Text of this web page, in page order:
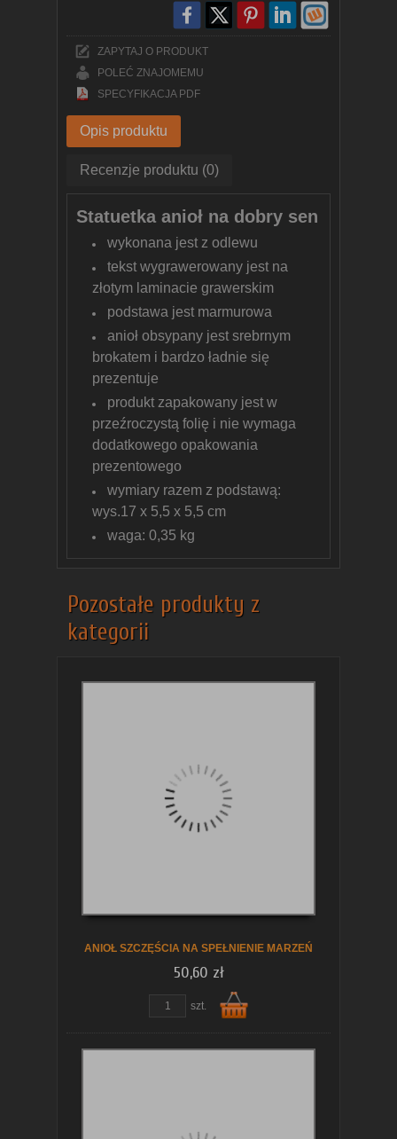
ZAPYTAJ O PRODUKT
POLEĆ ZNAJOMEMU
SPECYFIKACJA PDF
Opis produktu
Recenzje produktu (0)
Statuetka anioł na dobry sen
wykonana jest z odlewu
tekst wygrawerowany jest na
złotym laminacie grawerskim
podstawa jest marmurowa
anioł obsypany jest srebrnym
brokatem i bardzo ładnie się
prezentuje
produkt zapakowany jest w
przeźroczystą folię i nie wymaga
dodatkowego opakowania
prezentowego
wymiary razem z podstawą:
wys.17 x 5,5 x 5,5 cm
waga: 0,35 kg
Pozostałe produkty z
kategorii
ANIOŁ SZCZĘŚCIA NA SPEŁNIENIE MARZEŃ
50,60 zł
szt.